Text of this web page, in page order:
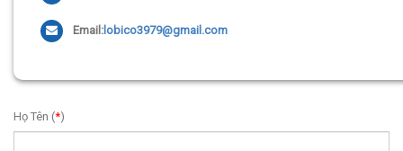
Email: lobico3979@gmail.com
Họ Tên (*)